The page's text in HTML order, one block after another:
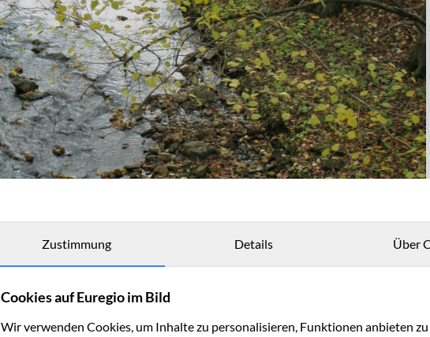
Zustimmung Details Über
Cookies auf Euregio im Bild
Wir verwenden Cookies, um Inhalte zu personalisieren, Funktionen anbieten